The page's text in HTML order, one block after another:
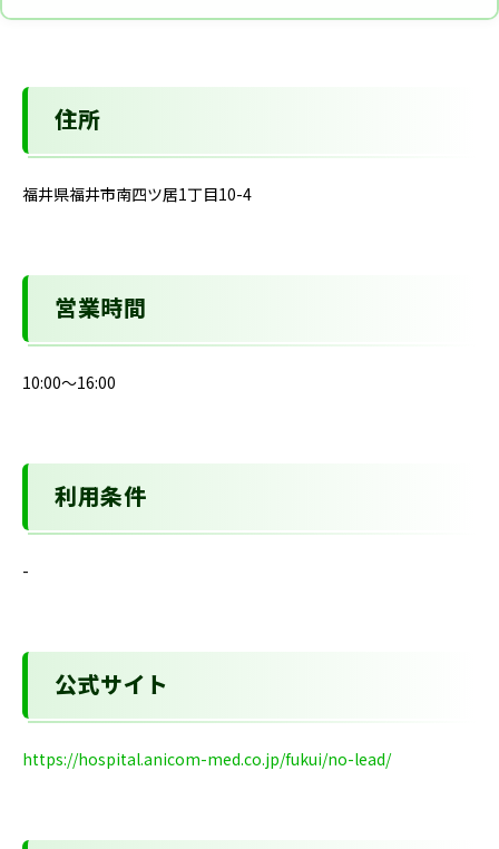
住所
福井県福井市南四ツ居1丁目10-4
営業時間
10:00～16:00
利用条件
-
公式サイト
https://hospital.anicom-med.co.jp/fukui/no-lead/